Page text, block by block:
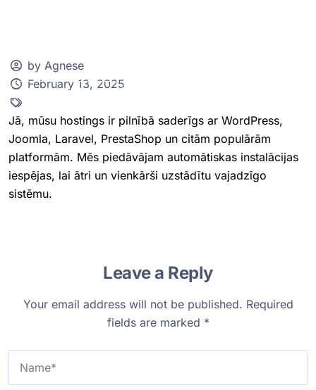
by Agnese
February 13, 2025
Jā, mūsu hostings ir pilnībā saderīgs ar WordPress,
Joomla, Laravel, PrestaShop un citām populārām
platformām. Mēs piedāvājam automātiskas instalācijas
iespējas, lai ātri un vienkārši uzstādītu vajadzīgo
sistēmu.
Leave a Reply
Your email address will not be published. Required
fields are marked *